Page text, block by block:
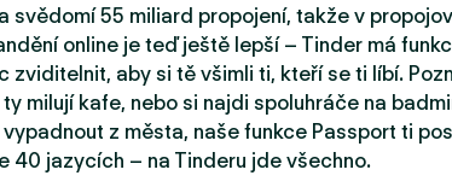
svědomí 55 miliard propojení, takže v
online je teď ještě lepší – Tinder má
zviditelnit, aby si tě všimli ti, kteří se ti líbí.
milují kafe, nebo si najdi spoluhráče na
z města, naše funkce Passport ti
40 jazycích – na Tinderu jde všechno.